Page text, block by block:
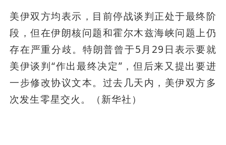
美伊双方均表示，目前停战谈判正处于最终阶
段，但在伊朗核问题和霍尔木兹海峡问题上仍
存在严重分歧。特朗普曾于5月29日表示要就
美伊谈判“作出最终决定”，但后来又提出要进
一步修改协议文本。过去几天内，美伊双方多
次发生零星交火。（新华社）